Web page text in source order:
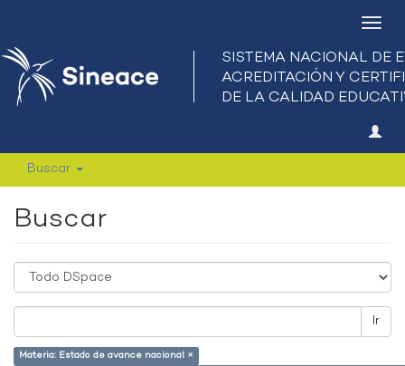
Buscar
Buscar
Ir
Materia: Estado de avance nacional ×